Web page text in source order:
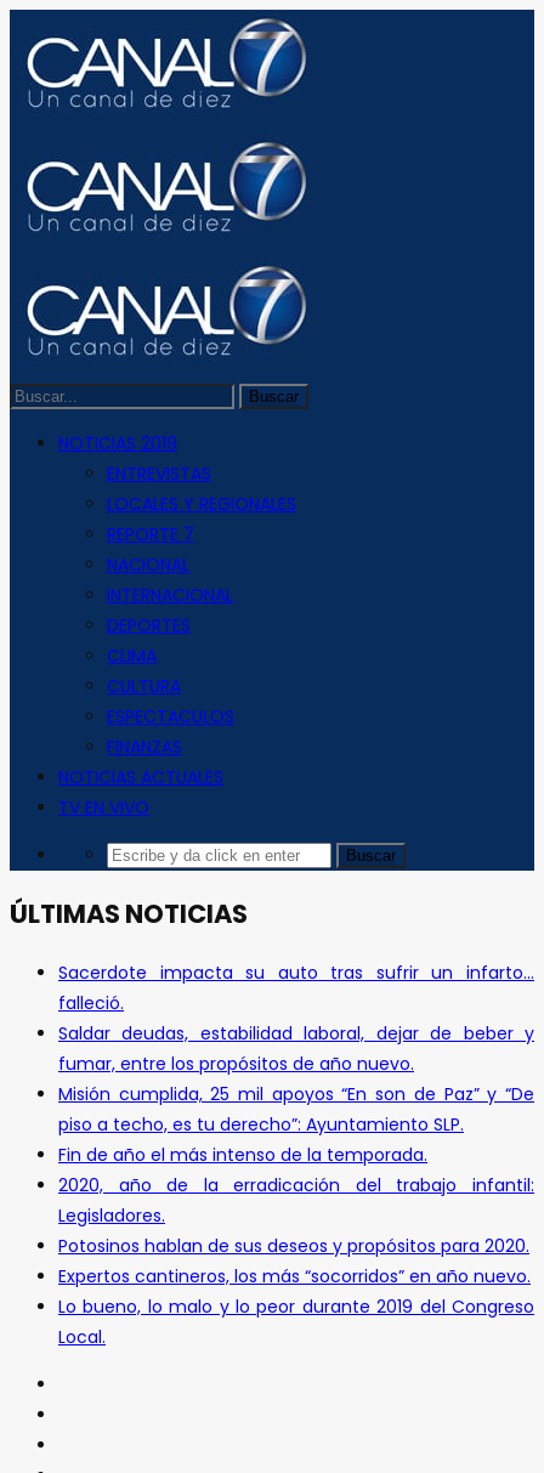
NOTICIAS 2019
ENTREVISTAS
LOCALES Y REGIONALES
REPORTE 7
NACIONAL
INTERNACIONAL
DEPORTES
CLIMA
CULTURA
ESPECTACULOS
FINANZAS
NOTICIAS ACTUALES
TV EN VIVO
ÚLTIMAS NOTICIAS
Sacerdote impacta su auto tras sufrir un infarto…
falleció.
Saldar deudas, estabilidad laboral, dejar de beber y
fumar, entre los propósitos de año nuevo.
Misión cumplida, 25 mil apoyos “En son de Paz” y “De
piso a techo, es tu derecho”: Ayuntamiento SLP.
Fin de año el más intenso de la temporada.
2020, año de la erradicación del trabajo infantil:
Legisladores.
Potosinos hablan de sus deseos y propósitos para 2020.
Expertos cantineros, los más “socorridos” en año nuevo.
Lo bueno, lo malo y lo peor durante 2019 del Congreso
Local.